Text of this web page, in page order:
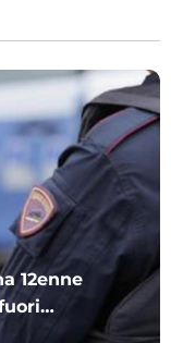
12enne